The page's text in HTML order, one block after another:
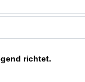
richtet.